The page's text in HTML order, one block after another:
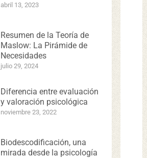
abril 13, 2023
Resumen de la Teoría de
Maslow: La Pirámide de
Necesidades
julio 29, 2024
Diferencia entre evaluación
y valoración psicológica
noviembre 23, 2022
Biodescodificación, una
mirada desde la psicología